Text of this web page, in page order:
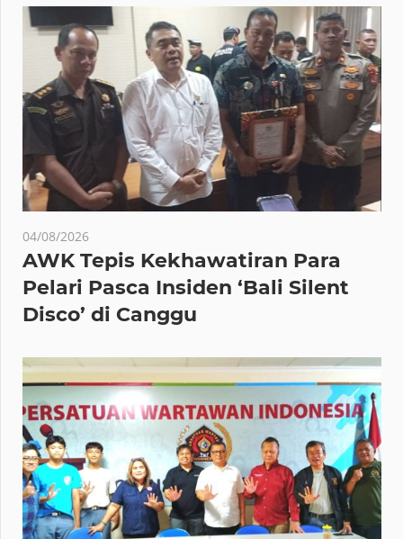
04/08/2026
AWK Tepis Kekhawatiran Para
Pelari Pasca Insiden ‘Bali Silent
Disco’ di Canggu